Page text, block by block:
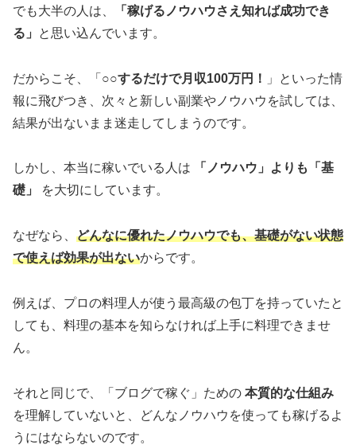
でも大半の人は、
「稼げるノウハウさえ知れば成功でき
る」
と思い込んでいます。
だからこそ、「 ○○するだけで月収100万円！
」といった情
報に飛びつき、次々と新しい副業やノウハウを試しては、
結果が出ないまま迷走してしまうのです。
しかし、本当に稼いでいる人は
「ノウハウ」よりも「基
礎」
を大切にしています。
なぜなら、 どんなに優れたノウハウでも、基礎がない状態
で使えば効果が出ないからです。
例えば、プロの料理人が使う最高級の包丁を持っていたと
しても、料理の基本を知らなければ上手に料理できませ
ん。
それと同じで、「ブログで稼ぐ」ための 本質的な仕組み
を理解していないと、どんなノウハウを使っても稼げるよ
うにはならないのです。